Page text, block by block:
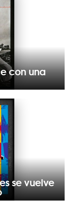
con una
se vuelve